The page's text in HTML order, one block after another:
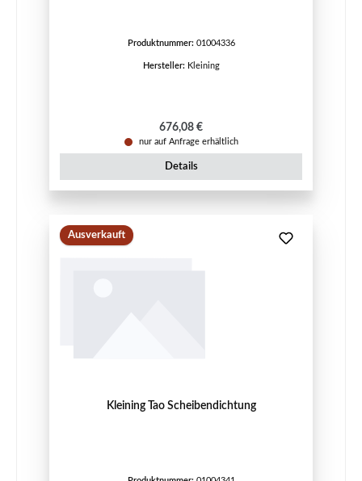
Produktnummer: 01004336
Hersteller: Kleining
Regulärer Preis:
676,08 €
nur auf Anfrage erhältlich
Details
Ausverkauft
Kleining Tao Scheibendichtung